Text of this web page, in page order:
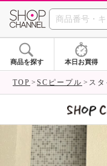
商品を探す 本日お買得
TOP SCピープル ス